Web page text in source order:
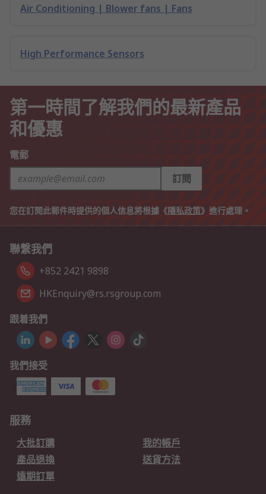
Air Conditioning | Blower fans | Fans
High Performance Sensors
第一時間了解我們的最新產品
和優惠
電郵
訂閱
您在訂閱此郵件時提供的個人信息將根據《隱私政策》進行處理。
聯繫我們
+852 2421 9898
HKEnquiry@rs.rsgroup.com
跟着我們
我們接受
服務
大批訂購
我的帳戶
產品退換
送貨方法
遠期訂單